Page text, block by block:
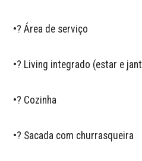
•? Área de serviço
•? Living integrado (estar e
•? Cozinha
•? Sacada com churrasqueira